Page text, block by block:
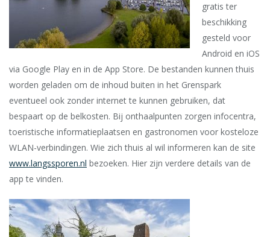
gratis ter
beschikking
gesteld voor
Android en iOS
via Google Play en in de App Store. De bestanden kunnen thuis
worden geladen om de inhoud buiten in het Grenspark
eventueel ook zonder internet te kunnen gebruiken, dat
bespaart op de belkosten. Bij onthaalpunten zorgen infocentra,
toeristische informatieplaatsen en gastronomen voor kosteloze
WLAN-verbindingen. Wie zich thuis al wil informeren kan de site
www.langssporen.nl bezoeken. Hier zijn verdere details van de
app te vinden.